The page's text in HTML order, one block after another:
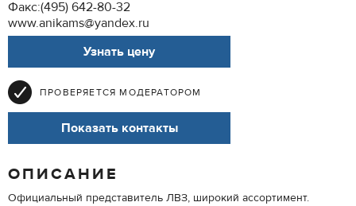
Факс:(495) 642-80-32
www.anikams@yandex.ru
Узнать цену
ПРОВЕРЯЕТСЯ МОДЕРАТОРОМ
Показать контакты
ОПИСАНИЕ
Официальный представитель ЛВЗ, широкий ассортимент.